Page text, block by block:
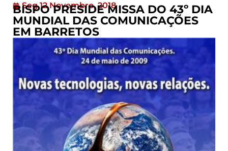
Seg 12 Novembro, 2018
BISPO PRESIDE MISSA DO 43º DIA
MUNDIAL DAS COMUNICAÇÕES
EM BARRETOS